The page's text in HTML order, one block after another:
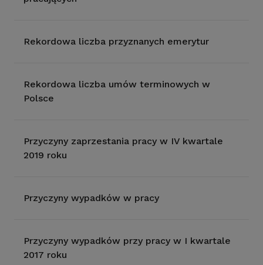
Rekordowa liczba przyznanych emerytur
Rekordowa liczba umów terminowych w
Polsce
Przyczyny zaprzestania pracy w IV kwartale
2019 roku
Przyczyny wypadków w pracy
Przyczyny wypadków przy pracy w I kwartale
2017 roku